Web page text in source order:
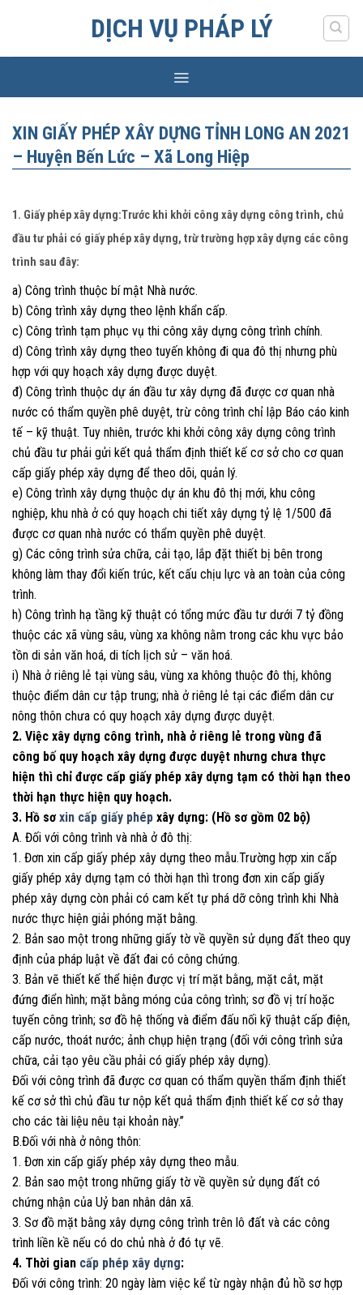
DỊCH VỤ PHÁP LÝ
XIN GIẤY PHÉP XÂY DỰNG TỈNH LONG AN 2021
– Huyện Bến Lức – Xã Long Hiệp
1. Giấy phép xây dựng:Trước khi khởi công xây dựng công trình, chủ
đầu tư phải có giấy phép xây dựng, trừ trường hợp xây dựng các công
trình sau đây:
a) Công trình thuộc bí mật Nhà nước.
b) Công trình xây dựng theo lệnh khẩn cấp.
c) Công trình tạm phục vụ thi công xây dựng công trình chính.
d) Công trình xây dựng theo tuyến không đi qua đô thị nhưng phù
hợp với quy hoạch xây dựng được duyệt.
đ) Công trình thuộc dự án đầu tư xây dựng đã được cơ quan nhà
nước có thẩm quyền phê duyệt, trừ công trình chỉ lập Báo cáo kinh
tế – kỹ thuật. Tuy nhiên, trước khi khởi công xây dựng công trình
chủ đầu tư phải gửi kết quả thẩm định thiết kế cơ sở cho cơ quan
cấp giấy phép xây dựng để theo dõi, quản lý.
e) Công trình xây dựng thuộc dự án khu đô thị mới, khu công
nghiệp, khu nhà ở có quy hoạch chi tiết xây dựng tỷ lệ 1/500 đã
được cơ quan nhà nước có thẩm quyền phê duyệt.
g) Các công trình sửa chữa, cải tạo, lắp đặt thiết bị bên trong
không làm thay đổi kiến trúc, kết cấu chịu lực và an toàn của công
trình.
h) Công trình hạ tầng kỹ thuật có tổng mức đầu tư dưới 7 tỷ đồng
thuộc các xã vùng sâu, vùng xa không nằm trong các khu vực bảo
tồn di sản văn hoá, di tích lịch sử – văn hoá.
i) Nhà ở riêng lẻ tại vùng sâu, vùng xa không thuộc đô thị, không
thuộc điểm dân cư tập trung; nhà ở riêng lẻ tại các điểm dân cư
nông thôn chưa có quy hoạch xây dựng được duyệt.
2. Việc xây dựng công trình, nhà ở riêng lẻ trong vùng đã
công bố quy hoạch xây dựng được duyệt nhưng chưa thực
hiện thì chỉ được cấp giấy phép xây dựng tạm có thời hạn theo
thời hạn thực hiện quy hoạch.
3. Hồ sơ xin cấp giấy phép xây dựng: (Hồ sơ gồm 02 bộ)
A. Đối với công trình và nhà ở đô thị:
1. Đơn xin cấp giấy phép xây dựng theo mẫu.Trường hợp xin cấp
giấy phép xây dựng tạm có thời hạn thì trong đơn xin cấp giấy
phép xây dựng còn phải có cam kết tự phá dỡ công trình khi Nhà
nước thực hiện giải phóng mặt bằng.
2. Bản sao một trong những giấy tờ về quyền sử dụng đất theo quy
định của pháp luật về đất đai có công chứng.
3. Bản vẽ thiết kế thể hiện được vị trí mặt bằng, mặt cắt, mặt
đứng điển hình; mặt bằng móng của công trình; sơ đồ vị trí hoặc
tuyến công trình; sơ đồ hệ thống và điểm đấu nối kỹ thuật cấp điện,
cấp nước, thoát nước; ảnh chụp hiện trạng (đối với công trình sửa
chữa, cải tạo yêu cầu phải có giấy phép xây dựng).
Đối với công trình đã được cơ quan có thẩm quyền thẩm định thiết
kế cơ sở thì chủ đầu tư nộp kết quả thẩm định thiết kế cơ sở thay
cho các tài liệu nêu tại khoản này.”
B.Đối với nhà ở nông thôn:
1. Đơn xin cấp giấy phép xây dựng theo mẫu.
2. Bản sao một trong những giấy tờ về quyền sử dụng đất có
chứng nhận của Uỷ ban nhân dân xã.
3. Sơ đồ mặt bằng xây dựng công trình trên lô đất và các công
trình liền kề nếu có do chủ nhà ở đó tự vẽ.
4. Thời gian cấp phép xây dựng:
Đối với công trình: 20 ngày làm việc kể từ ngày nhận đủ hồ sơ hợp